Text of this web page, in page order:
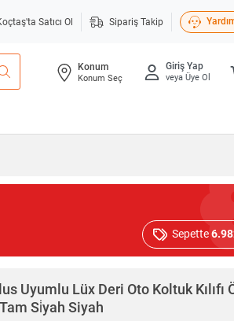
Satıcı Ol Sipariş Takip
Konum
Konum Seç
Giriş Yap
veya Üye Ol
Sepette
Uyumlu Lüx Deri Oto Koltuk Kılıfı
Si̇yah Siyah